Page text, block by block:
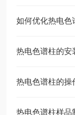
如何优化热电色
热电色谱柱的安
热电色谱柱的操
热电色谱柱样品